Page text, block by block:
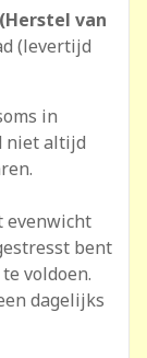
van
(levertijd
in
niet altijd
evenwicht
bent
voldoen.
dagelijks